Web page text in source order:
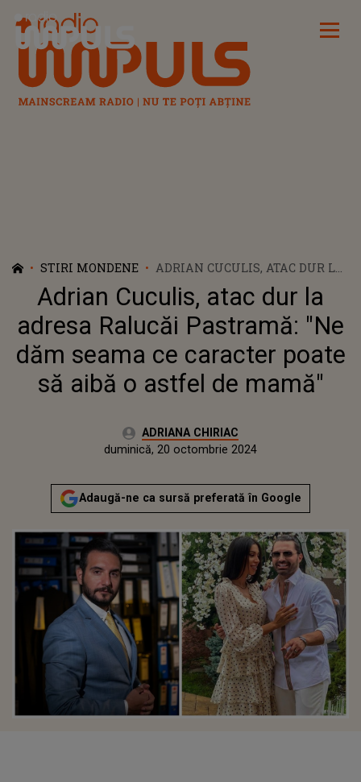
Radio Impuls
STIRI MONDENE
ADRIAN CUCULIS, ATAC DUR LA
ADRESA RALUCĂI PASTRAMĂ:
"NE DĂM SEAMA CE CARACTER
POATE SĂ AIBĂ O ASTFEL DE
MAMĂ"
Adrian Cuculis, atac dur la
adresa Ralucăi Pastramă: "Ne
dăm seama ce caracter poate
să aibă o astfel de mamă"
Autor:ADRIANA CHIRIAC
duminică, 20 octombrie 2024
Actualizat:
duminică, 20 octombrie 2024
Adaugă-ne ca sursă preferată în Google